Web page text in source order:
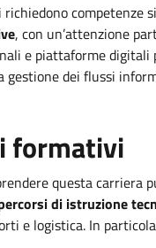
competenze
, con un’attenzione
e piattaforme digitali
gestione dei flussi
formativi
questa carriera
di istruzione
e logistica. In